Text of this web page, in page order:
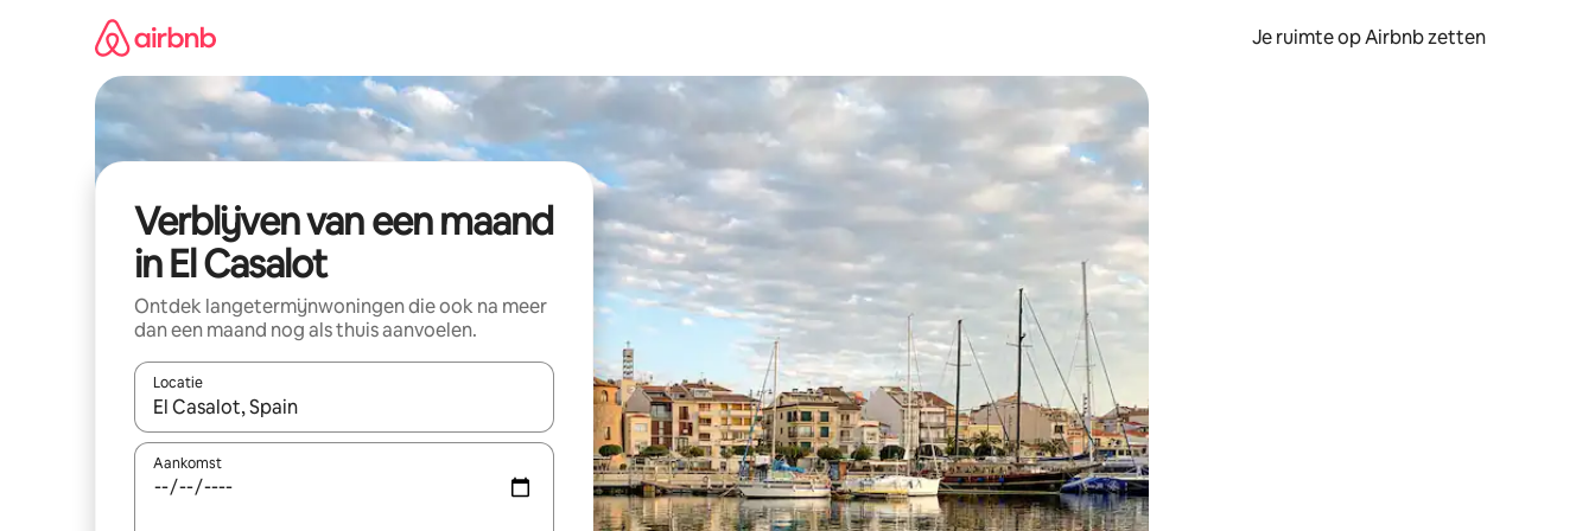
Je ruimte op Airbnb zetten
Verblijven van een maand
in El Casalot
Ontdek langetermijnwoningen die ook na meer
dan een maand nog als thuis aanvoelen.
Locatie
Wanneer er suggesties beschikbaar zijn, maak je een keuze met je de pijltjestoetsen omhoog en omlaag, óf door te tikken of swipen.
Aankomst